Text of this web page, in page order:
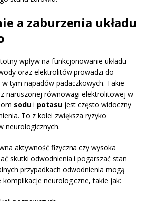
a zaburzenia układu
wpływ na funkcjonowanie układu
oraz elektrolitów prowadzi do
tym napadów padaczkowych. Takie
naruszonej równowagi elektrolitowej w
sodu i potasu jest często widoczny
To z kolei zwiększa ryzyko
neurologicznych.
aktywność fizyczna czy wysoka
skutki odwodnienia i pogarszać stan
przypadkach odwodnienia mogą
neurologiczne, takie jak: